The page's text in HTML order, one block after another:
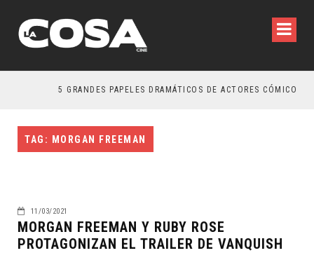
5 GRANDES PAPELES DRAMÁTICOS DE ACTORES CÓMICOS
TAG: MORGAN FREEMAN
11/03/2021
MORGAN FREEMAN Y RUBY ROSE
PROTAGONIZAN EL TRAILER DE VANQUISH